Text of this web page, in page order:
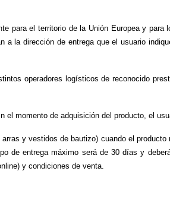
para el territorio de la Unión Europea y
la dirección de entrega que el usuario
operadores logísticos de reconocido
momento de adquisición del producto, el
y vestidos de bautizo) cuando el
de entrega máximo será de 30 días y
y condiciones de venta.